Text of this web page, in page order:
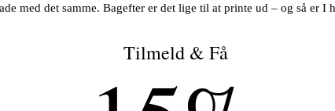
med det samme. Bagefter er det lige til at printe ud – og så er I
Tilmeld & Få